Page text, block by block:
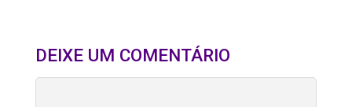
DEIXE UM COMENTÁRIO